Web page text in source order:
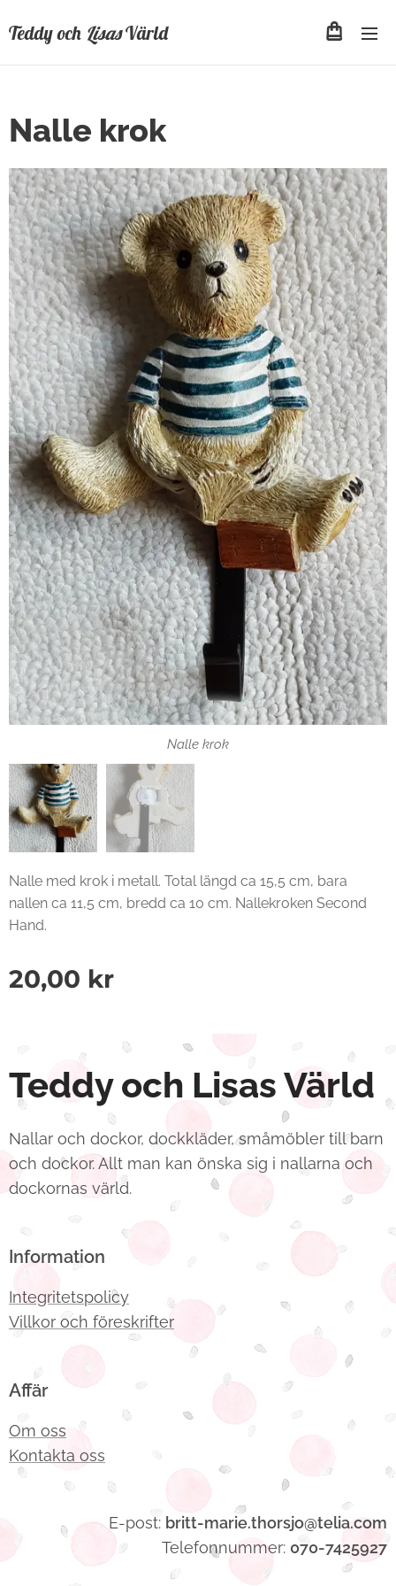
Teddy och LisasVärld
Nalle krok
Nalle krok
Nalle med krok i metall. Total längd ca 15,5 cm, bara
nallen ca 11,5 cm, bredd ca 10 cm. Nallekroken Second
Hand.
20,00 kr
Teddy och Lisas Värld
Nallar och dockor, dockkläder, småmöbler till barn
och dockor. Allt man kan önska sig i nallarna och
dockornas värld.
Information
Integritetspolicy
Villkor och föreskrifter
Affär
Om oss
Kontakta oss
E-post: britt-marie.thorsjo@telia.com
Telefonnummer: 070-7425927